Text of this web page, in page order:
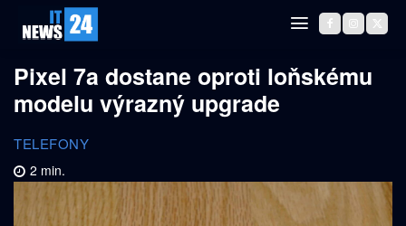
Pixel 7a dostane oproti loňskému
modelu výrazný upgrade
TELEFONY
2 min.